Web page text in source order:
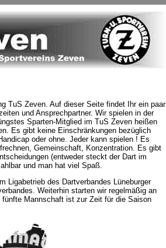
TuS Zeven. Auf dieser Seite findet Ihr ein paar
und Ansprechpartner. Wir spielen in der
Sparten-Mitglied im TuS Zeven heißen
Es gibt keine Einschränkungen bezüglich
oder ohne. Jeder kann spielen ! Es
Gemeinschaft, Konzentration. Es gibt
(entweder steckt der Dart im
und man hat viel Spaß.
Ligabetrieb des Dartverbandes Lüneburger
Weiterhin starten wir regelmäßig an
Mannschaft ist zur Zeit für die Saison